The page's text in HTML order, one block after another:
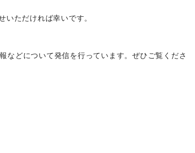
ただければ幸いです。
などについて発信を行っています。ぜひご覧くださ